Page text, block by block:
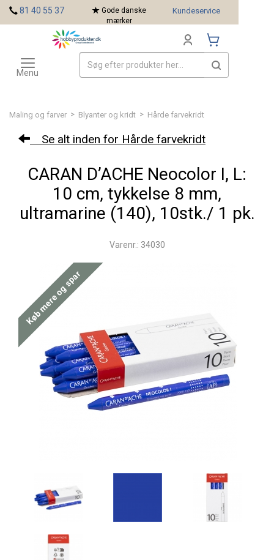
Maling og farver > Blyanter og kridt > Hårde farvekridt
Se alt inden for Hårde farvekridt
CARAN D’ACHE Neocolor I, L:
10 cm, tykkelse 8 mm,
ultramarine (140), 10stk./ 1 pk.
Varenr.: 34030
Køb mere og spar
81 40 55 37
Gode danske
mærker
Kundeservice
Toggle
navigation
Menu
Mærker